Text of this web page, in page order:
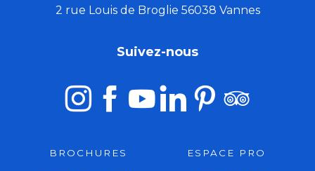
2 rue Louis de Broglie 56038 Vannes
Suivez-nous
BROCHURES ESPACE PRO